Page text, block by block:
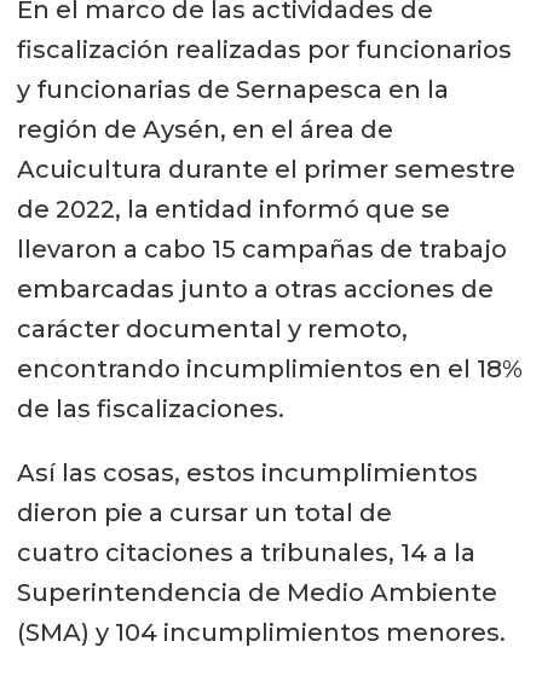
En el marco de las actividades de
fiscalización realizadas por funcionarios
y funcionarias de Sernapesca en la
región de Aysén, en el área de
Acuicultura durante el primer semestre
de 2022, la entidad informó que se
llevaron a cabo 15 campañas de trabajo
embarcadas junto a otras acciones de
carácter documental y remoto,
encontrando incumplimientos en el 18%
de las fiscalizaciones.
Así las cosas, estos incumplimientos
dieron pie a cursar un total de
cuatro citaciones a tribunales, 14 a la
Superintendencia de Medio Ambiente
(SMA) y 104 incumplimientos menores.